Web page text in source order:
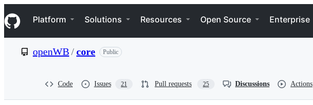
k
i
p
e
Navigation Menu
Platform Solutions Resources Open Source Enterprise
openWB/core Public
Code Issues 21 Pull requests 25 Discussions Actions